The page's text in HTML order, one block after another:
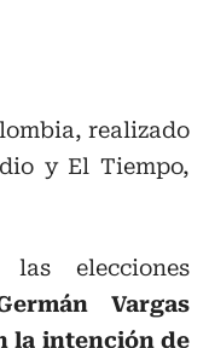
realizado
y El Tiempo,
elecciones
Vargas
la intención de